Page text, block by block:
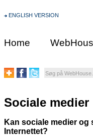
ENGLISH VERSION
Home
Sociale medier
Kan sociale medier
Internettet?